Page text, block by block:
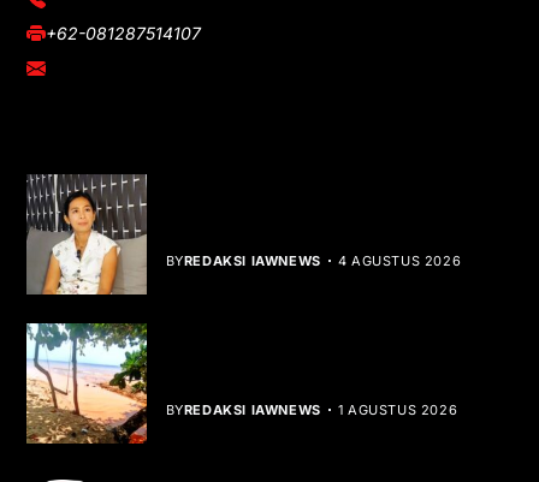
+62-081287514107
adm@iawnews.com
BYREDAKSI IAWNEWS 4 AGUSTUS 2026
BYREDAKSI IAWNEWS 1 AGUSTUS 2026